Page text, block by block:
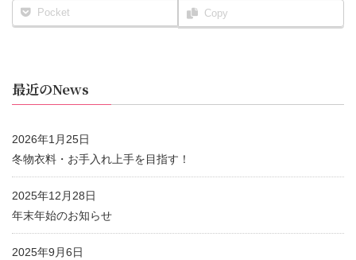
Pocket Copy
最近のNews
2026年1月25日
冬物衣料・お手入れ上手を目指す！
2025年12月28日
年末年始のお知らせ
2025年9月6日